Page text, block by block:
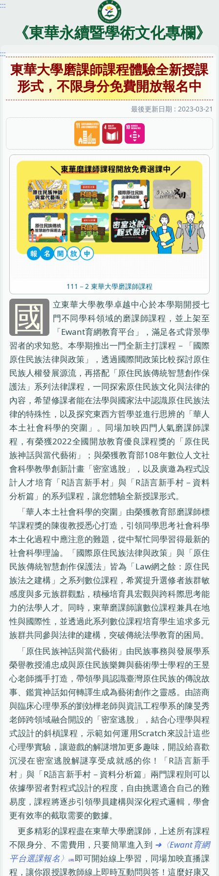
跳
內
區
:::
《東華永續暨學術文化專欄》
:::
東華大學磨課師課程體驗全新授課
形式，不限身分免費開放報名中
最後更新日期 : 2023-03-21
111－2 東華大學磨課師課程
國
立東華大學教學卓越中心於本學期開授七
門不同學科領域的磨課師課程，並上架至
「Ewant育網教育平台」，滿足各式背景學
習者的求知慾。本學期推出一門全新主打課程－「國際
原住民族法律與政策」，透過國際間政策比較探討原住
民族人權發展源流，再搭配「原住民族傳統智慧創作保
護法」系列法律課程，一同探索原住民族文化與法律的
內容，希望修課者能在法學與國家法中認識原住民族法
律的特殊性，以及探究東西方哲學並進行思辨的「華人
本土社會科學的突圍」。同場加映四門人氣磨課師課
程，有榮獲2022全國開放教育優良課程獎的「原住民
族神話與當代藝術」；與榮獲教育部108年數位人文社
會科學教學創新計畫「密室逃脫」，以及廣邀為程式設
計人才培育「R語言新手村」與「R語言新手村－資料
分析篇」的系列課程，讓您體驗全新授課形式。
「華人本土社會科學的突圍」由榮獲教育部磨課師標
竿課程獎的陳復教授悉心打造，引領同學思考社會科學
本土化過程中應注意的難題，從中幫忙同學習得最新的
社會科學理論。「國際原住民族法律與政策」與「原住
民族傳統智慧創作保護法」皆為「Law網之餘：原住民
族法之建構」之系列數位課程，希冀提升選修者族群敏
感度與多元族群觀點，積極培育具宏觀與跨科際思考能
力的法學人才。同時，東華磨課師讓數位課程兼具在地
性與國際性，並透過此系列數位課程培育學生追求多元
族群共同參與法律的建構，突破傳統法學教育的困局。
「原住民族神話與當代藝術」由民族事務與發展學系
榮譽教授浦忠成與原住民族樂舞與藝術學士學程的王昱
心老師攜手打造，帶領學員認識臺灣原住民族的傳說故
事、鑑賞神話如何轉譯生成為藝術創作之靈感。由諮商
與臨床心理學系的劉効樺老師與資訊工程學系的陳旻秀
老師跨領域融合開設的「密室逃脫」，結合心理學與程
式設計的斜槓課程，示範如何運用Scratch來設計這些
心理學實驗，讓遊戲的解謎增加更多趣味，開設給喜歡
沉浸在密室逃脫解謎享受成就感的你！「R語言新手
村」與「R語言新手村－資料分析篇」兩門課程則可以
依據學習者對程式設計的程度，自由挑選適合自己的難
易度，課程將逐步引領學員建構與深化程式邏輯，學會
更有效率的截取需要的數據。
更多精彩的課程盡在東華大學磨課師，上述所有課程
不限身分、不需費用，只要簡單進入到 ➜〈Ewant育網
平台選課報名〉 即可開始線上學習，同場加映直播課
程，讓你跟授課教師線上即時互動問與答！這麼好康又